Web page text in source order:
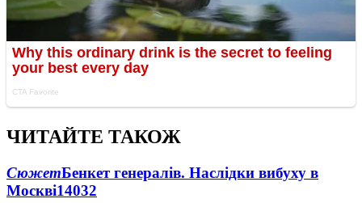
ЧИТАЙТЕ ТАКОЖ
СюжетБенкет генералів. Наслідки вибуху в
Москві14032